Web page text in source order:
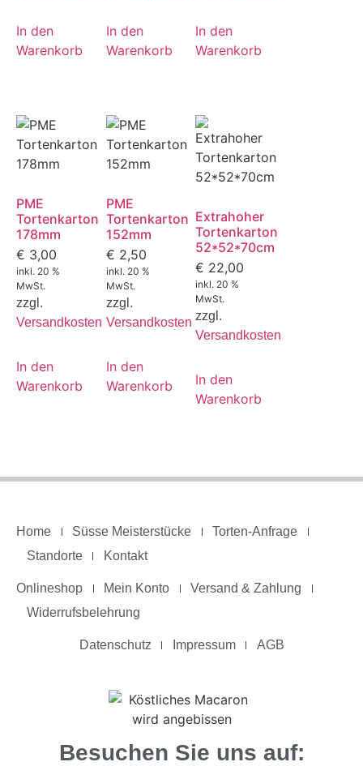
In den
Warenkorb
In den
Warenkorb
In den
Warenkorb
PME
Tortenkarton
178mm
€ 3,00
inkl. 20 %
MwSt.
zzgl.
Versandkosten
In den
Warenkorb
PME
Tortenkarton
152mm
€ 2,50
inkl. 20 %
MwSt.
zzgl.
Versandkosten
In den
Warenkorb
Extrahoher
Tortenkarton
52*52*70cm
€ 22,00
inkl. 20 %
MwSt.
zzgl.
Versandkosten
In den
Warenkorb
Home Süsse Meisterstücke
Torten-Anfrage
Standorte
Kontakt
Onlineshop Mein Konto
Versand & Zahlung
Widerrufsbelehrung
Datenschutz Impressum AGB
Besuchen Sie uns auf: